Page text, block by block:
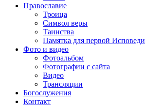
Православие
Троица
Символ веры
Таинства
Памятка для первой Исповеди
Фото и видео
Фотоальбом
Фотографии с сайта
Видео
Трансляции
Богослужения
Контакт